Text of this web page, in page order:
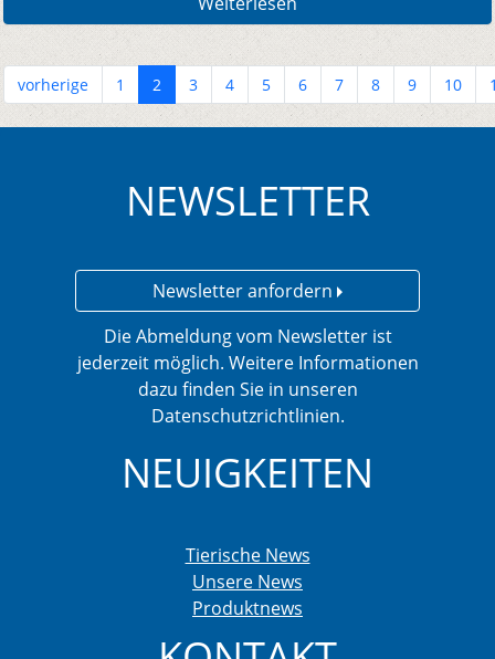
vorherige 1 2 3 4 5 6 7 8 9 10
NEWSLETTER
Newsletter anfordern
Die Abmeldung vom Newsletter ist
jederzeit möglich. Weitere Informationen
dazu finden Sie in unseren
Datenschutzrichtlinien.
NEUIGKEITEN
Tierische News
Unsere News
Produktnews